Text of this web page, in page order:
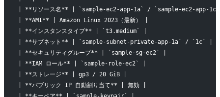
| **リソース名** | `sample-ec2-app-1a` / `sample-ec2-app-
| **AMI** | Amazon Linux 2023（最新） |
| **インスタンスタイプ** | `t3.medium` |
| **サブネット** | `sample-subnet-private-app-1a` / `1c` |
| **セキュリティグループ** | `sample-sg-ec2` |
| **IAM ロール** | `sample-role-ec2` |
| **ストレージ** | gp3 / 20 GiB |
| **パブリック IP 自動割り当て** | 無効 |